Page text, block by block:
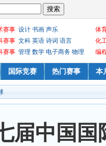
赛事 设计 书画 声乐
赛事 文科 英语 诗词 语言
赛事 管理 数学 电子商务 物理
体
化
编
国际竞赛 热门赛事 本
届中国国